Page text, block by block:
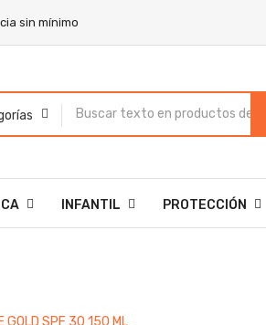
sin mínimo
INFANTIL PROTECCIÓN
GOLD SPF 30 150 ML